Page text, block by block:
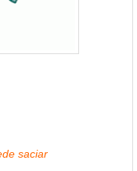
saciar